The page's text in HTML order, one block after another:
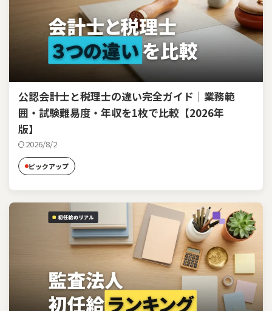
公認会計士と税理士の違い完全ガイド｜業務範
囲・試験難易度・年収を1枚で比較【2026年
版】
2026/8/2
ピックアップ